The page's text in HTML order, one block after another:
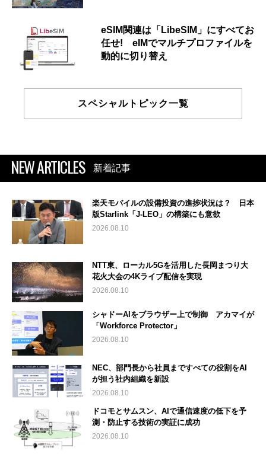
eSIM関連は「LibeSIM」にすべてお
任せ! eIMでマルチプロファイルを
動的に切り替え
スペシャルトピック一覧
NEW ARTICLES 新着記事
楽天モバイルの設備投資の進捗状況は？ 日本
版Starlink「J-LEO」の構築にも意欲
2026.08.10
NTT東、ローカル5Gを活用した長岡まつり大
花火大会の4Kライブ配信を実現
2026.08.10
シャドーAIをブラウザー上で制御 アカマイが
「Workforce Protector」
2026.08.10
NEC、部門長から社員まですべての役割をAI
が担う社内組織を新設
2026.08.10
ドコモとサムスン、AIで通信速度の低下を予
測・防止する技術の実証に成功
2026.08.10